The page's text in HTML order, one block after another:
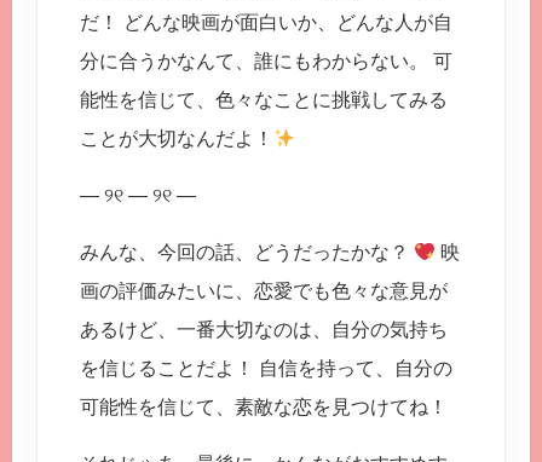
だ！ どんな映画が面白いか、どんな人が自
分に合うかなんて、誰にもわからない。 可
能性を信じて、色々なことに挑戦してみる
ことが大切なんだよ！
— ୨୧ — ୨୧ —
みんな、今回の話、どうだったかな？
映
画の評価みたいに、恋愛でも色々な意見が
あるけど、一番大切なのは、自分の気持ち
を信じることだよ！ 自信を持って、自分の
可能性を信じて、素敵な恋を見つけてね！